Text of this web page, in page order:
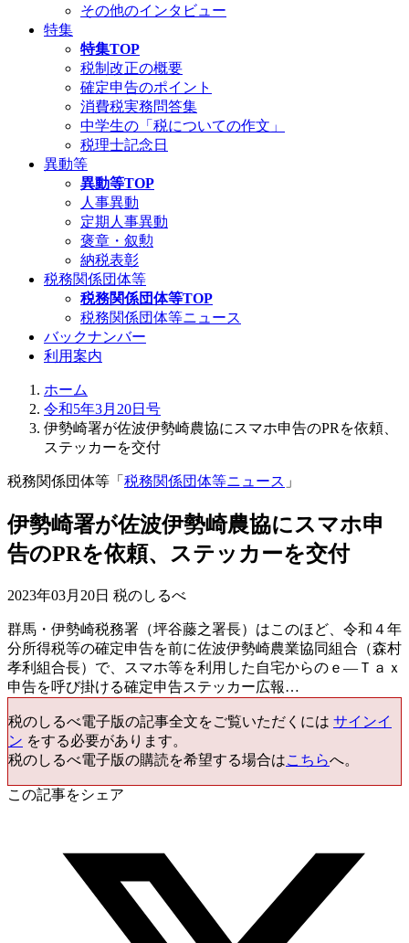
その他のインタビュー
特集
特集TOP
税制改正の概要
確定申告のポイント
消費税実務問答集
中学生の「税についての作文」
税理士記念日
異動等
異動等TOP
人事異動
定期人事異動
褒章・叙勲
納税表彰
税務関係団体等
税務関係団体等TOP
税務関係団体等ニュース
バックナンバー
利用案内
ホーム
令和5年3月20日号
伊勢崎署が佐波伊勢崎農協にスマホ申告のPRを依頼、
ステッカーを交付
税務関係団体等「 税務関係団体等ニュース 」
伊勢崎署が佐波伊勢崎農協にスマホ申
告のPRを依頼、ステッカーを交付
2023年03月20日 税のしるべ
群馬・伊勢崎税務署（坪谷藤之署長）はこのほど、令和４年
分所得税等の確定申告を前に佐波伊勢崎農業協同組合（森村
孝利組合長）で、スマホ等を利用した自宅からのｅ―Ｔａｘ
申告を呼び掛ける確定申告ステッカー広報…
税のしるべ電子版の記事全文をご覧いただくには サインイ
ン をする必要があります。
税のしるべ電子版の購読を希望する場合はこちらへ。
この記事をシェア